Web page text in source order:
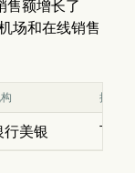
售额增长了
场和在线销售
操作
行美银 下调